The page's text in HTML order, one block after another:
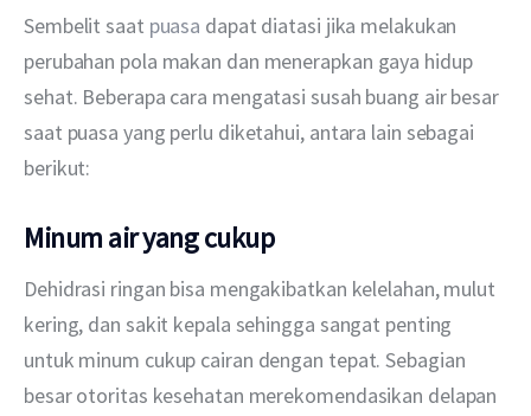
Sembelit saat puasa dapat diatasi jika melakukan
perubahan pola makan dan menerapkan gaya hidup
sehat. Beberapa cara mengatasi susah buang air besar
saat puasa yang perlu diketahui, antara lain sebagai
berikut:
Minum air yang cukup
Dehidrasi ringan bisa mengakibatkan kelelahan, mulut
kering, dan sakit kepala sehingga sangat penting
untuk minum cukup cairan dengan tepat. Sebagian
besar otoritas kesehatan merekomendasikan delapan